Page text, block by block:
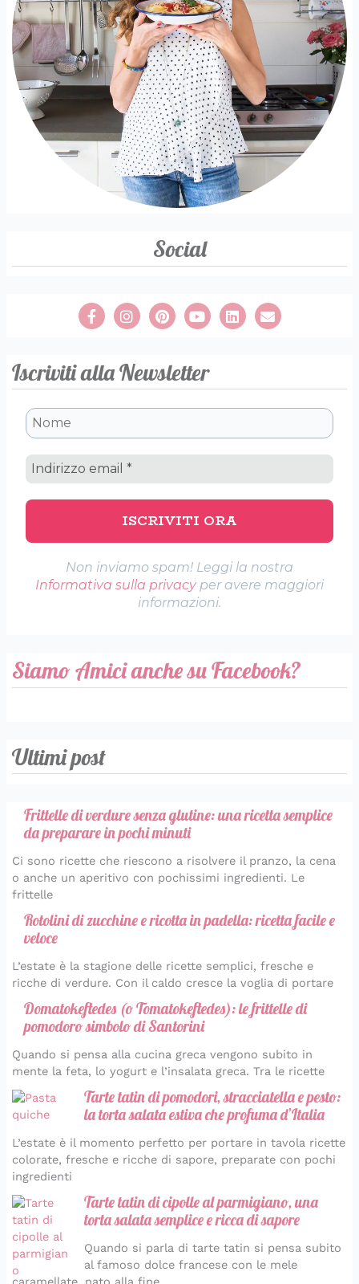
Social
Iscriviti alla Newsletter
Non inviamo spam! Leggi la nostra
Informativa sulla privacyper avere maggiori
informazioni.
Siamo Amici anche su Facebook?
Ultimi post
Frittelle di verdure senza glutine: una ricetta semplice
da preparare in pochi minuti
Ci sono ricette che riescono a risolvere il pranzo, la cena
o anche un aperitivo con pochissimi ingredienti. Le
frittelle
Rotolini di zucchine e ricotta in padella: ricetta facile e
veloce
L’estate è la stagione delle ricette semplici, fresche e
ricche di verdure. Con il caldo cresce la voglia di portare
Domatokeftedes (o Tomatokeftedes): le frittelle di
pomodoro simbolo di Santorini
Quando si pensa alla cucina greca vengono subito in
mente la feta, lo yogurt e l’insalata greca. Tra le ricette
Tarte tatin di pomodori, stracciatella e pesto:
la torta salata estiva che profuma d’Italia
L’estate è il momento perfetto per portare in tavola ricette
colorate, fresche e ricche di sapore, preparate con pochi
ingredienti
Tarte tatin di cipolle al parmigiano, una
torta salata semplice e ricca di sapore
Quando si parla di tarte tatin si pensa subito
al famoso dolce francese con le mele